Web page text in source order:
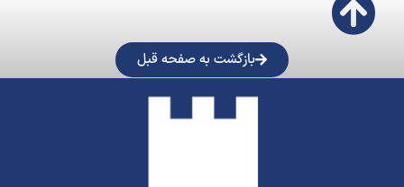
بازگشت به صفحه قبل